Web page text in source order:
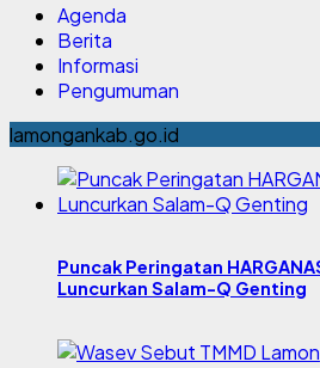
Agenda
Berita
Informasi
Pengumuman
lamongankab.go.id
Puncak Peringatan
Luncurkan Salam-Q Genting